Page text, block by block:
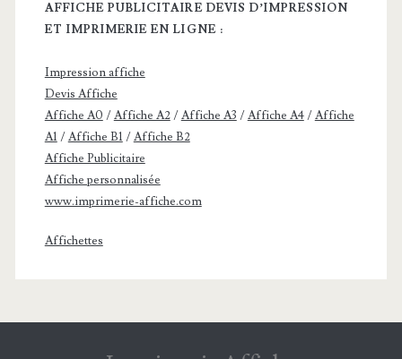
AFFICHE PUBLICITAIRE DEVIS D’IMPRESSION
ET IMPRIMERIE EN LIGNE :
Impression affiche
Devis Affiche
Affiche A0 /Affiche A2/Affiche A3 /Affiche A4/Affiche
A1 /Affiche B1 /Affiche B2
Affiche Publicitaire
Affiche personnalisée
www.imprimerie-affiche.com
Affichettes